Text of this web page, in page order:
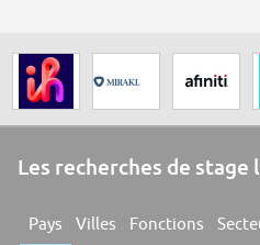
Les recherches de stage
Pays Villes Fonctions